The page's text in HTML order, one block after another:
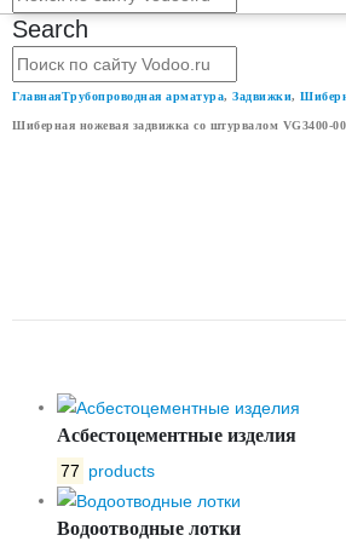
Search
ГлавнаяТрубопроводная арматура, Задвижки,
Шиберная ножевая задвижка со штурвалом VG3400-
Асбестоцементные изделия
77 products
Водоотводные лотки